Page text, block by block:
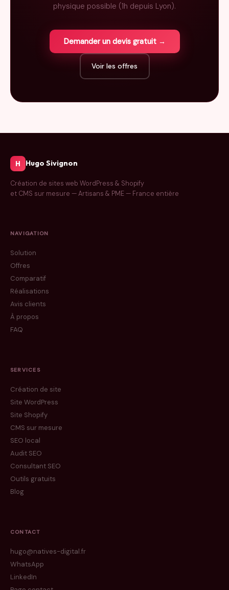
physique possible (1h depuis Lyon).
Demander un devis gratuit →
Voir les offres
H Hugo Sivignon
Création de sites web WordPress & Shopify
et CMS sur mesure — Artisans & PME — France entière
NAVIGATION
Solution
Offres
Comparatif
Réalisations
Avis clients
À propos
FAQ
SERVICES
Création de site
Site WordPress
Site Shopify
CMS sur mesure
SEO local
Audit SEO
Consultant SEO
Outils gratuits
Blog
CONTACT
hugo@natives-digital.fr
WhatsApp
LinkedIn